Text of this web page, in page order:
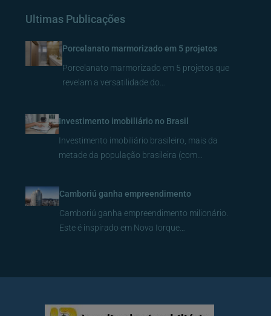
Ultimas Publicações
Porcelanato marmorizado em 5 projetos
Porcelanato marmorizado em 5 projetos que
revelam a versatilidade do…
Investimento imobiliário no Brasil
Investimento imobiliário brasileiro, mais da
metade da população brasileira (com…
Camboriú ganha empreendimento
Camboriú ganha empreendimento milionário.
Este é inspirado em Nova Iorque…